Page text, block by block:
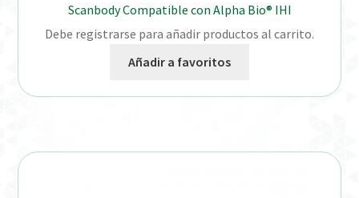
Scanbody Compatible con Alpha Bio® IHI
Debe registrarse para añadir productos al carrito.
Añadir a favoritos